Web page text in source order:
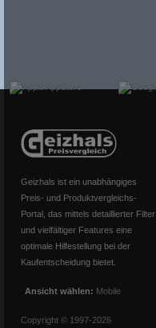
Geizhals ist ein unabhängiges
Preis- und Produktvergleichs-
Portal, das mittels detaillierter Filter
und vielfältiger Features eine
optimale Hilfestellung bei der
Kaufentscheidung bietet.
Ansicht wählen: Mobile
Copyright © 1997-2026